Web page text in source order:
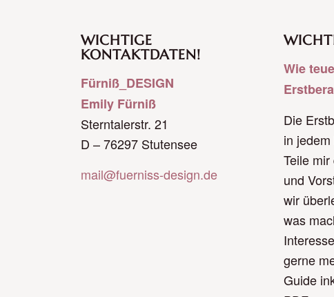
WICHTIGE
KONTAKTDATEN!
Fürniß_DESIGN
Emily Fürniß
Sterntalerstr. 21
D – 76297 Stutensee
mail@fuerniss-design.de
Wie
Die
in
Teile
und
wir
was
gerne
Guide